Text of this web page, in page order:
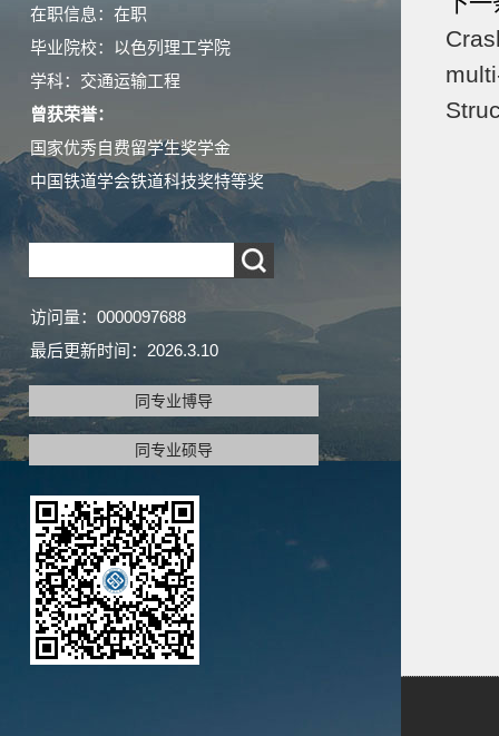
在职信息：在职
毕业院校：以色列理工学院
学科：交通运输工程
曾获荣誉：
国家优秀自费留学生奖学金
中国铁道学会铁道科技奖特等奖
访问量： 0000097688
最后更新时间： 2026.3.10
同专业博导
同专业硕导